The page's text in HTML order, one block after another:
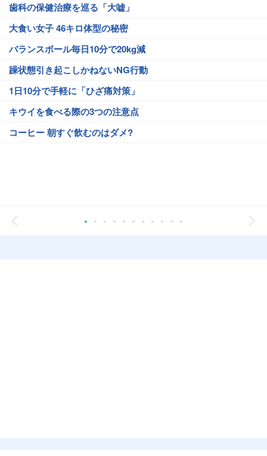
歯科の保健治療を巡る「大嘘」
大食い女子 46キロ体型の秘密
バランスボール毎日10分で20kg減
躁状態引き起こしかねないNG行動
1日10分で手軽に「ひざ痛対策」
キウイを食べる際の3つの注意点
コーヒー 朝すぐ飲むのはダメ?